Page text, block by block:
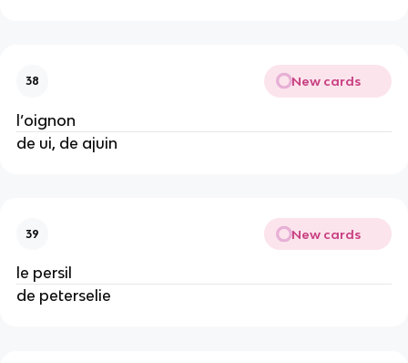
38 New cards
l’oignon
de ui, de ajuin
39 New cards
le persil
de peterselie